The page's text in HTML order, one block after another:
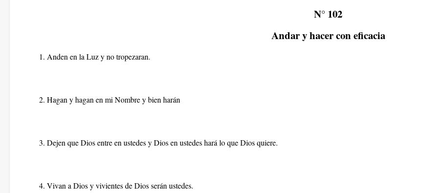
N° 102
Andar y hacer con eficacia
1. Anden en la Luz y no tropezaran.
2. Hagan y hagan en mi Nombre y bien harán
3. Dejen que Dios entre en ustedes y Dios en ustedes hará lo que Dios quiere.
4. Vivan a Dios y vivientes de Dios serán ustedes.